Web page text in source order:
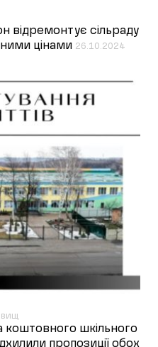
відремонтує сільраду
цінами 26.10.2024
коштовного шкільного
пропозиції обох